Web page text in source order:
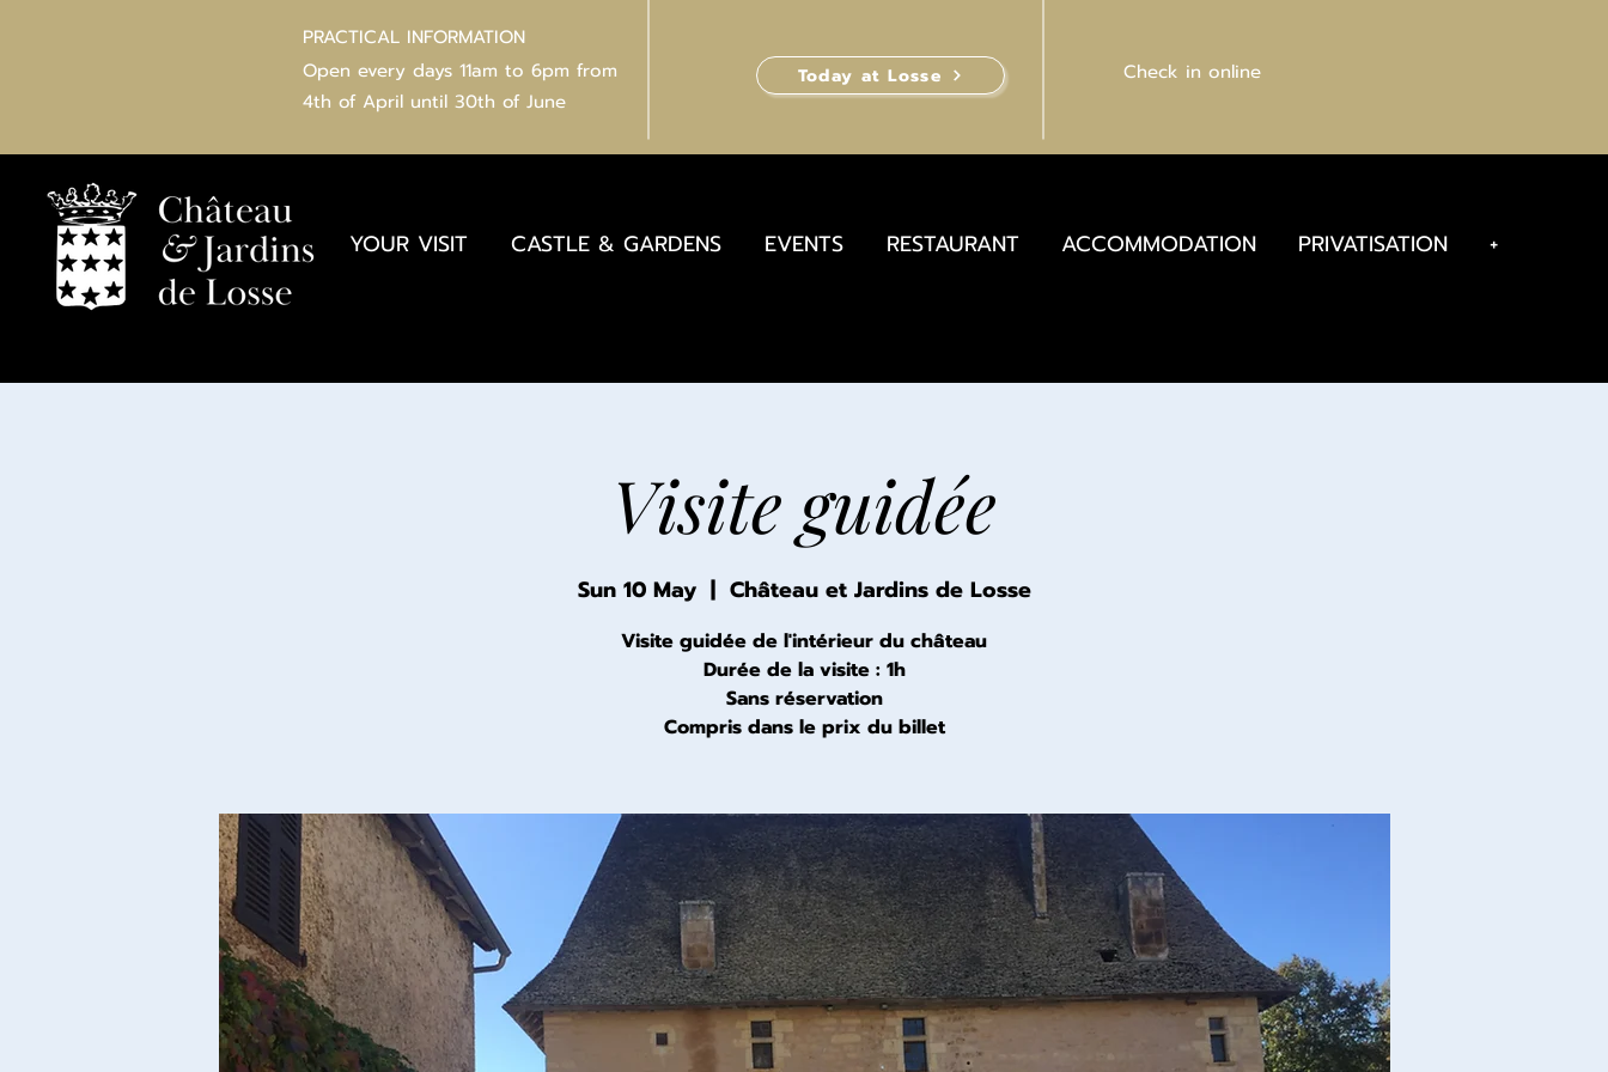
PRACTICAL INFORMATION
Open every days 11am to 6pm from
4th of April until 30th of June
Today at Losse Check in online
YOUR VISIT CASTLE & GARDENS EVENTS RESTAURANT ACCOMMODATION PRIVATISATION +
Visite guidée
Sun 10 May
  |
Château et Jardins de Losse
Visite guidée de l'intérieur du château
Durée de la visite : 1h
Sans réservation
Compris dans le prix du billet